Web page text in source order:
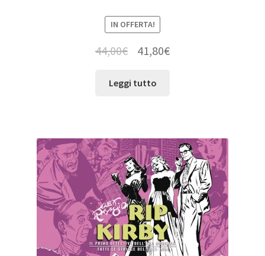
IN OFFERTA!
44,00€ 41,80€
Leggi tutto